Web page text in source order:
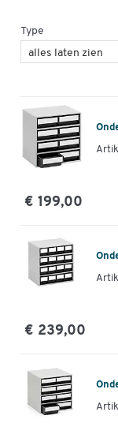
Type
€ 199,00
€ 239,00